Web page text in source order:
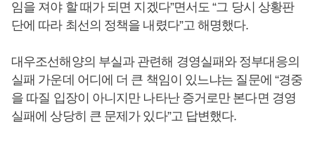
임을 져야 할 때가 되면 지겠다”면서도 “그 당시 상황판
단에 따라 최선의 정책을 내렸다”고 해명했다.
대우조선해양의 부실과 관련해 경영실패와 정부대응의
실패 가운데 어디에 더 큰 책임이 있느냐는 질문에 “경중
을 따질 입장이 아니지만 나타난 증거로만 본다면 경영
실패에 상당히 큰 문제가 있다”고 답변했다.